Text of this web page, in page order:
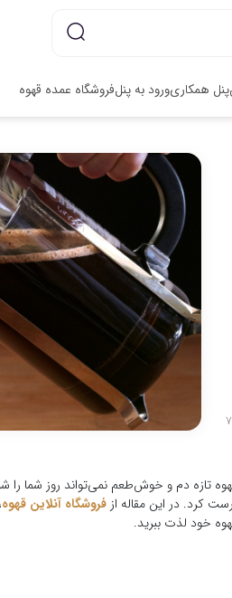
پنل همکاریورود به پنلفروشگاه عمده قهوه
تازه دم و خوش‌طعم نمی‌تواند روز شما را
کرد. در این مقاله از فروشگاه آنلاین قهوه
خود لذت ببرید.